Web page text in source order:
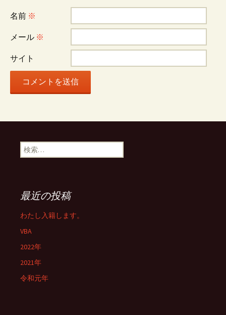
シ
ョ
ン
名前 ※
メール ※
サイト
検
索:
最近の投稿
わたし入籍します。
VBA
2022年
2021年
令和元年